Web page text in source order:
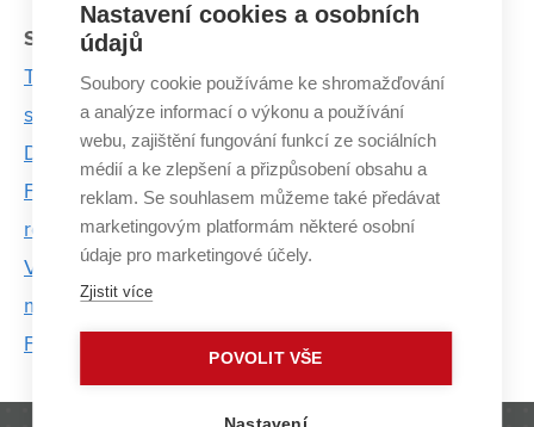
Související články:
Tři tréninky denně prokládá triatlonista Tomáš Kříž
studiem sportovních technologií
Děti slavily svůj den na vodě
Fotoreportáž: Boulder Open Air 2017 přilákal
rekordní počet závodníků
VUT získalo tři medaile na Akademickém
mistrovství ČR v šermu
Fotoreportáž: CESA hostila desetiboj v boulderingu
Nastavení cookies a osobních
údajů
Soubory cookie používáme ke shromažďování
a analýze informací o výkonu a používání
webu, zajištění fungování funkcí ze sociálních
médií a ke zlepšení a přizpůsobení obsahu a
reklam. Se souhlasem můžeme také předávat
marketingovým platformám některé osobní
údaje pro marketingové účely.
Zjistit více
POVOLIT VŠE